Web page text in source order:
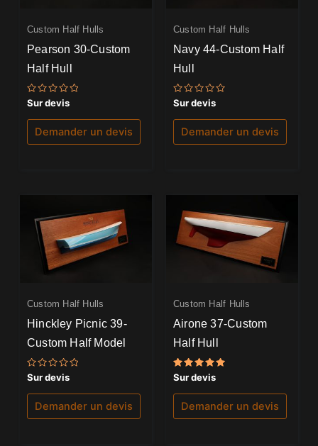
Custom Half Hulls
Pearson 30-Custom
Half Hull
Note
0
sur
Sur devis
Demander un devis
Custom Half Hulls
Navy 44-Custom Half
Hull
Note
0
sur
Sur devis
Demander un devis
Custom Half Hulls
Hinckley Picnic 39-
Custom Half Model
Note
0
sur
Sur devis
Demander un devis
Custom Half Hulls
Airone 37-Custom
Half Hull
Note
5.00
sur 5
Sur devis
Demander un devis